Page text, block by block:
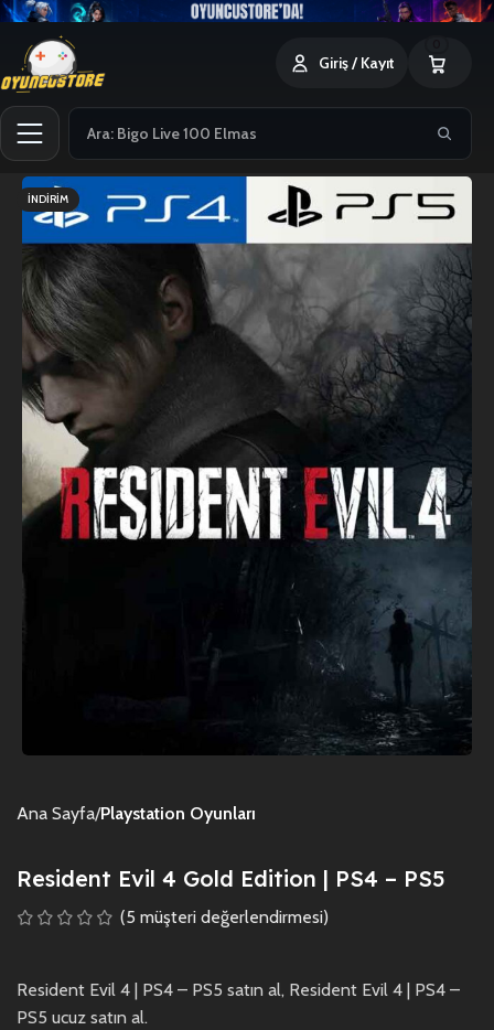
Giriş / Kayıt
İNDIRIM
Ana Sayfa Playstation Oyunları
Resident Evil 4 Gold Edition | PS4 – PS5
(5 müşteri değerlendirmesi)
Resident Evil 4 | PS4 – PS5 satın al, Resident Evil 4 | PS4 –
PS5 ucuz satın al.